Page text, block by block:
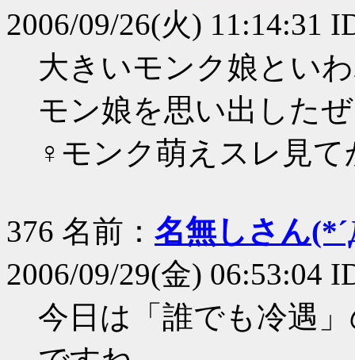
2006/09/26(火) 11:14:31
大きいモンク娘とい
モン娘を思い出したぜ
♀モンク萌えスレ見
376 名前： 名無しさん
2006/09/29(金) 06:53:04
今日は「誰でも冷遇